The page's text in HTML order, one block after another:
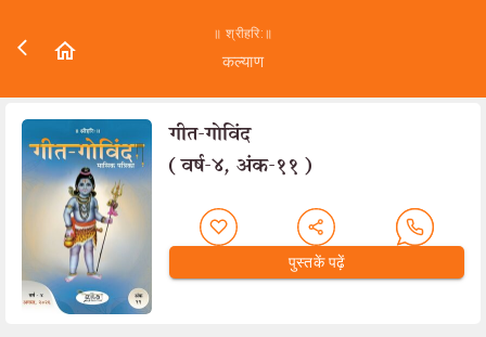
॥ श्रीहरि:॥
कल्याण
गीत-गोविंद
(वर्ष-४, अंक-११)
पुस्तकें पढ़ें